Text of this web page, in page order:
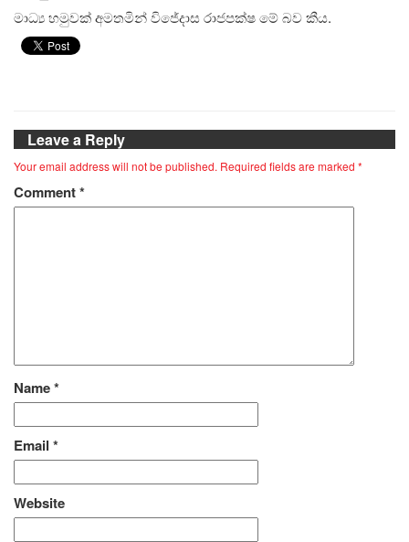
මාධ්‍ය හමුවක් අමතමින් විජේදාස රාජපක්ෂ මේ බව කීය.
Leave a Reply
Your email address will not be published. Required fields are marked *
Comment*
Name*
Email *
Website